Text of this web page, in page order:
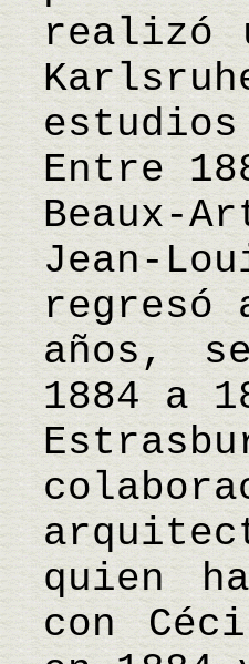
realizó
Entre
Beaux-
Jean-
regresó
años,
1884 a
quien
con